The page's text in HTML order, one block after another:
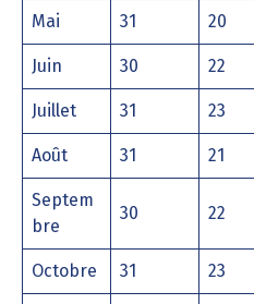
Mai 31 20
Juin 30 22
Juillet 31 23
Août 31 21
Septem
bre
30 22
Octobre 31 23